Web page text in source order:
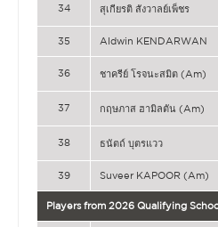
34 สุเกียรติ สังวาลย์เพ็ชร
35 Aldwin KENDARWAN
36 ชาครีย์ โรจนะสมิต (Am)
37 กฤษภาส ฮามิลตัน (Am)
38 ธนัตถ์ บุตรแวว
39 Suveer KAPOOR (Am)
Players from 2026 Qualifying